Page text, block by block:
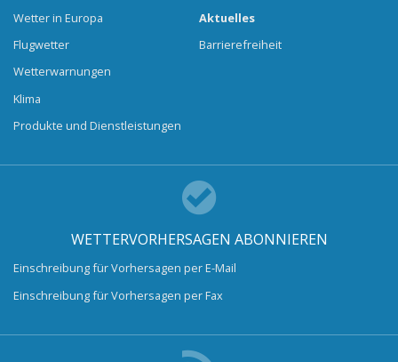
Wetter in Europa
Flugwetter
Wetterwarnungen
Klima
Produkte und Dienstleistungen
Aktuelles
Barrierefreiheit
WETTERVORHERSAGEN ABONNIEREN
Einschreibung für Vorhersagen per E-Mail
Einschreibung für Vorhersagen per Fax